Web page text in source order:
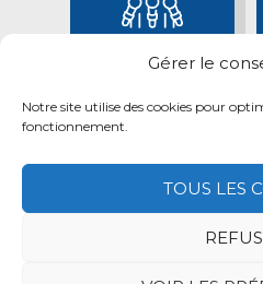
Gérer le
Notre site utilise des cookies pour
fonctionnement.
TOUS LES
Espace presse
Politique